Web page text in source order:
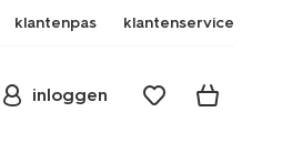
klantenpas klantenservice
inloggen